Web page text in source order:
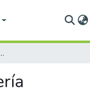
de la enfermería